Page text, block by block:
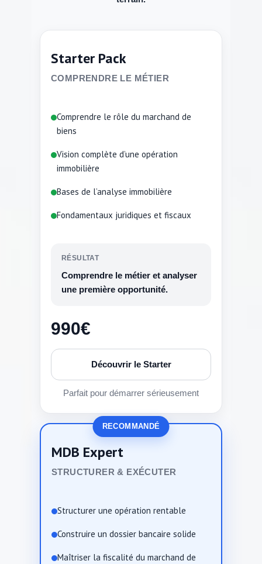
Starter Pack
COMPRENDRE LE MÉTIER
Comprendre le rôle du marchand de
biens
Vision complète d’une opération
immobilière
Bases de l’analyse immobilière
Fondamentaux juridiques et fiscaux
RÉSULTAT
Comprendre le métier et analyser
une première opportunité.
990€
Découvrir le Starter
Parfait pour démarrer sérieusement
RECOMMANDÉ
MDB Expert
STRUCTURER & EXÉCUTER
Structurer une opération rentable
Construire un dossier bancaire solide
Maîtriser la fiscalité du marchand de